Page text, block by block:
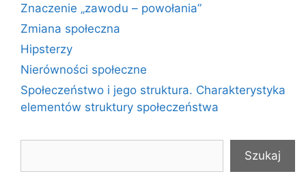
Znaczenie „zawodu – powołania”
Zmiana społeczna
Hipsterzy
Nierówności społeczne
Społeczeństwo i jego struktura. Charakterystyka
elementów struktury społeczeństwa
Szukaj